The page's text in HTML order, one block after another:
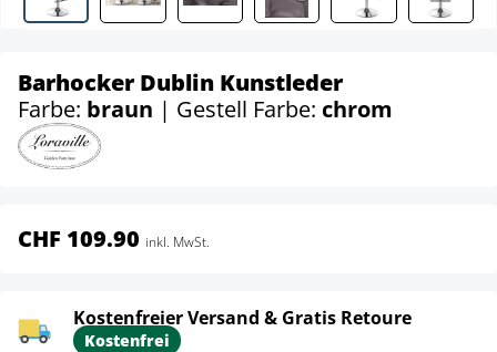
Barhocker Dublin Kunstleder
Farbe: braun | Gestell Farbe: chrom
CHF 109.90 inkl. MwSt.
Kostenfreier Versand & Gratis Retoure
Kostenfrei